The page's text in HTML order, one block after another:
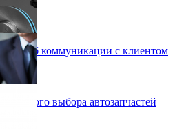
способ коммуникации с клиентом
выбора автозапчастей